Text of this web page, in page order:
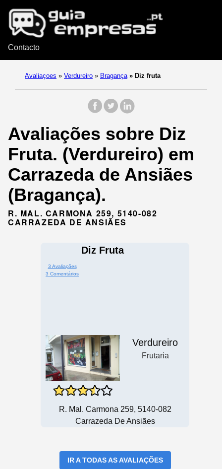
Contacto
Avaliaçoes » Verdureiro » Bragança » Diz fruta
Avaliações sobre Diz
Fruta. (Verdureiro) em
Carrazeda de Ansiães
(Bragança).
R. MAL. CARMONA 259, 5140-082
CARRAZEDA DE ANSIÃES
Diz Fruta
3 Avaliações
3 Comentários
Verdureiro
Frutaria
R. Mal. Carmona 259, 5140-082
Carrazeda De Ansiães
IR A TODAS AS AVALIAÇÕES